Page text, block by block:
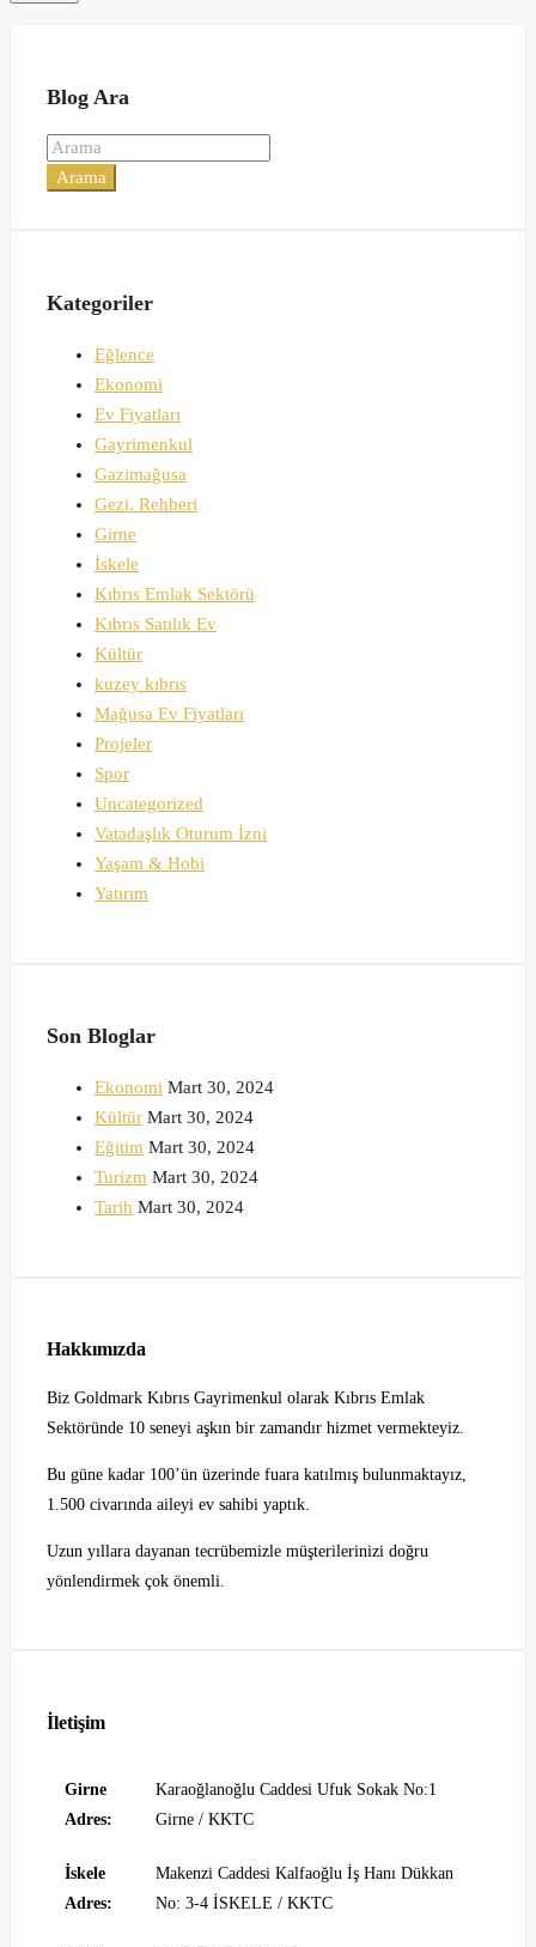
Blog Ara
Arama
Kategoriler
Eğlence
Ekonomi
Ev Fiyatları
Gayrimenkul
Gazimağusa
Gezi. Rehberi
Girne
İskele
Kıbrıs Emlak Sektörü
Kıbrıs Satılık Ev
Kültür
kuzey kıbrıs
Mağusa Ev Fiyatları
Projeler
Spor
Uncategorized
Vatadaşlık Oturum İzni
Yaşam & Hobi
Yatırım
Son Bloglar
Ekonomi Mart 30, 2024
Kültür Mart 30, 2024
Eğitim Mart 30, 2024
Turizm Mart 30, 2024
Tarih Mart 30, 2024
Hakkımızda
Biz Goldmark Kıbrıs Gayrimenkul olarak Kıbrıs Emlak
Sektöründe 10 seneyi aşkın bir zamandır hizmet vermekteyiz.
Bu güne kadar 100’ün üzerinde fuara katılmış bulunmaktayız,
1.500 civarında aileyi ev sahibi yaptık.
Uzun yıllara dayanan tecrübemizle müşterilerinizi doğru
yönlendirmek çok önemli.
İletişim
Girne
Adres:
Karaoğlanoğlu Caddesi Ufuk Sokak No:1
Girne / KKTC
İskele
Adres:
Makenzi Caddesi Kalfaoğlu İş Hanı Dükkan
No: 3-4 İSKELE / KKTC